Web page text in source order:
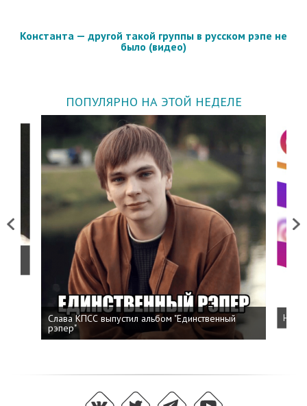
Константа — другой такой группы в русском рэпе не
было (видео)
ПОПУЛЯРНО НА ЭТОЙ НЕДЕЛЕ
Previous
Слава КПСС выпустил альбом "Единственный
рэпер"
Next